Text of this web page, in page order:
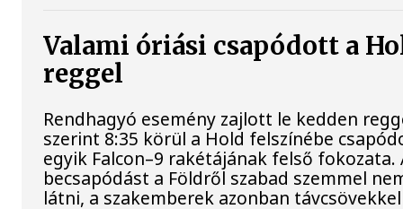
Valami óriási csapódott a
reggel
Rendhagyó esemény zajlott le kedden
szerint 8:35 körül a Hold felszínébe
egyik Falcon–9 rakétájának felső fokozata.
becsapódást a Földről szabad szemmel
látni, a szakemberek azonban